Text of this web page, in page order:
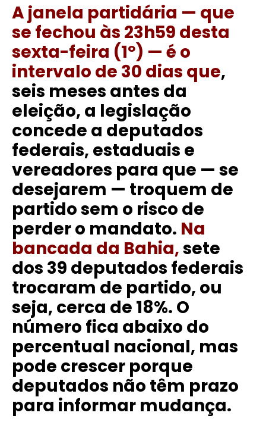
A janela partidária — que
se fechou às 23h59 desta
sexta-feira (1º) — é o
intervalo de 30 dias que,
seis meses antes da
eleição, a legislação
concede a deputados
federais, estaduais e
vereadores para que — se
desejarem — troquem de
partido sem o risco de
perder o mandato. Na
bancada da Bahia,sete
dos 39 deputados federais
trocaram de partido, ou
seja, cerca de 18%. O
número fica abaixo do
percentual nacional, mas
pode crescer porque
deputados não têm prazo
para informar mudança.